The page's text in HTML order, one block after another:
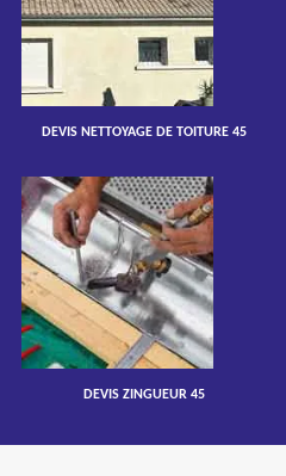
DEVIS NETTOYAGE DE TOITURE 45
DEVIS ZINGUEUR 45